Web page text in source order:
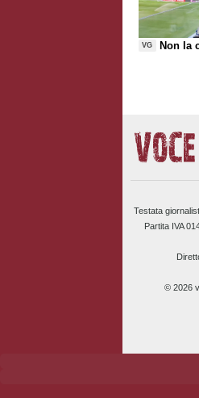
VG Non la
Testata
Partita IVA
© 2026